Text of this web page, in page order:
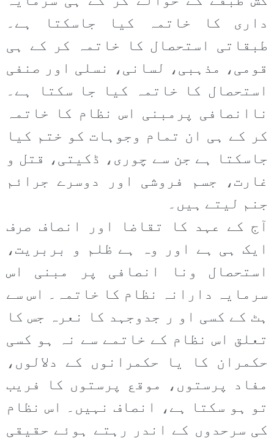
داری کا خاتمہ کیا جاسکتا ہے۔
طبقاتی استحصال کا خاتمہ کر کے ہی
قومی، مذہبی، لسانی، نسلی اور صنفی
استحصال کا خاتمہ کیا جا سکتا ہے۔
ناانصافی پرمبنی اس نظام کا خاتمہ
کر کے ہی ان تمام وجوہات کو ختم کیا
جاسکتا ہے جن سے چوری، ڈکیتی، قتل و
غارت، جسم فروشی اور دوسرے جرائم
جنم لیتے ہیں۔
آج کے عہد کا تقاضا اور انصاف صرف
ایک ہی ہے اور وہ ہے ظلم و بربریت،
استحصال ونا انصافی پر مبنی اس
سرمایہ دارانہ نظام کا خاتمہ۔ اس سے
ہٹ کے کسی او ر جدوجہد کا نعرہ جس کا
تعلق اس نظام کے خاتمے سے نہ ہو کسی
حکمران کا یا حکمرانوں کے دلالوں،
مفاد پرستوں، موقع پرستوں کا فریب
تو ہو سکتا ہے، انصاف نہیں۔ اس نظام
کی سرحدوں کے اندر رہتے ہوئے حقیقی